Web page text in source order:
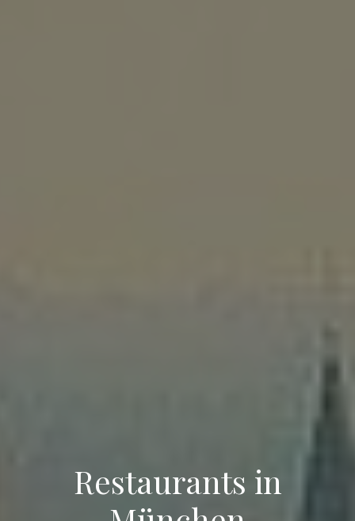
Restaurants in